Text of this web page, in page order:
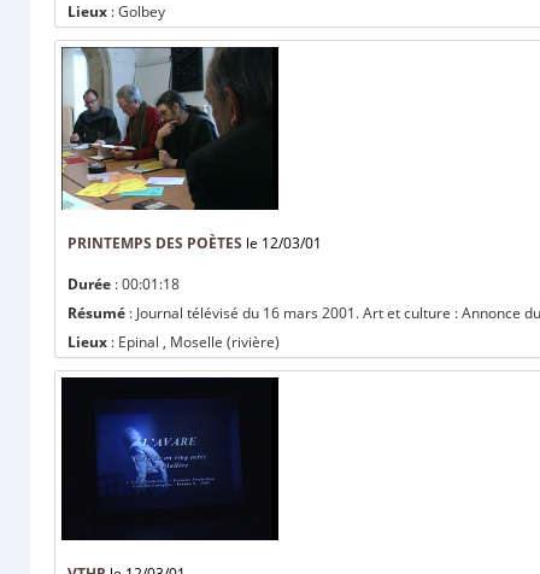
Lieux : Golbey
PRINTEMPS DES POÈTES le 12/03/01
Durée : 00:01:18
Résumé : Journal télévisé du 16 mars 2001. Art et culture : Annonce
Lieux : Epinal , Moselle (rivière)